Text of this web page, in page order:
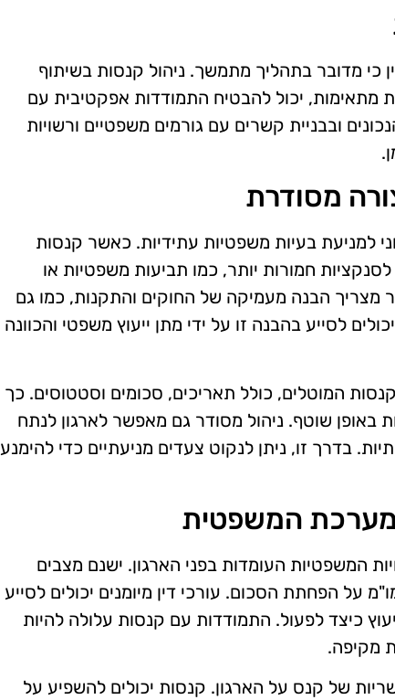
כי מדובר בתהליך מתמשך. ניהול קנסות בשיתוף
מתאימות, יכול להבטיח התמודדות אפקטיבית עם
ובבניית קשרים עם גורמים משפטיים ורשויות
מסודרת
למניעת בעיות משפטיות עתידיות. כאשר קנסות
חמורות יותר, כמו תביעות משפטיות או
מצריך הבנה מעמיקה של החוקים והתקנות, כמו גם
לסייע בהבנה זו על ידי מתן ייעוץ משפטי והכוונה
המוטלים, כולל תאריכים, סכומים וסטטוסים. כך
באופן שוטף. ניהול מסודר גם מאפשר לארגון לנתח
בדרך זו, ניתן לנקוט צעדים מניעתיים כדי להימנע
המשפטית
המשפטיות העומדות בפני הארגון. ישנם מצבים
על הפחתת הסכום. עורכי דין מיומנים יכולים לסייע
כיצד לפעול. התמודדות עם קנסות עלולה להיות
מקיפה.
של קנס על הארגון. קנסות יכולים להשפיע על